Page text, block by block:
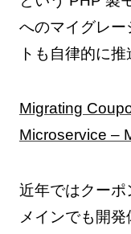
へのマイグレー
トも自律的に推
Migrating
Microservice –
近年ではクーポ
メインでも開発